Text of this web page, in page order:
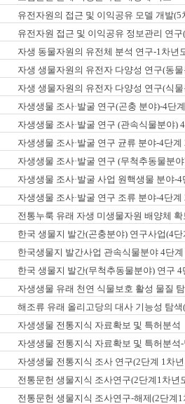
유전자원의 접근 및 이익공유 모델 개발(5
유전자원 접근 및 이익공유 정보관리 연
자생 동물자원의 유전체 분석 연구-1차년
자생 생물자원의 유전자 다양성 연구(동
자생 생물자원의 유전자 다양성 연구(식
자생생물 조사·발굴 연구(곤충 분야)-4단
자생생물 조사·발굴 연구 (관속식물분야)
자생생물 조사·발굴 연구 균류 분야-4단계
자생생물 조사·발굴 연구 (무척추동물분
자생생물 조사·발굴 사업 원핵생물 분야-
자생생물 조사·발굴 연구 조류 분야-4단계
전통누룩 유래 자생 미생물자원 배양체
한국 생물지 발간(곤충분야) 연구사업(4
한국생물지 발간사업 관속식물분야 4단
한국 생물지 발간(무척추동물분야) 연구 4
자생생물 유래 천연 식물보호 활성 물질
해조류 유래 올리고당의 대사 기능성 탐
자생생물 전통지식 자료확보 및 특허분석
자생생물 전통지식 자료확보 및 특허분석
자생생물 전통지식 조사 연구(2단계 1차
전통문헌 생물지식 조사연구(2단계1차년
전통문헌 생물지식 조사연구-해제(2단계